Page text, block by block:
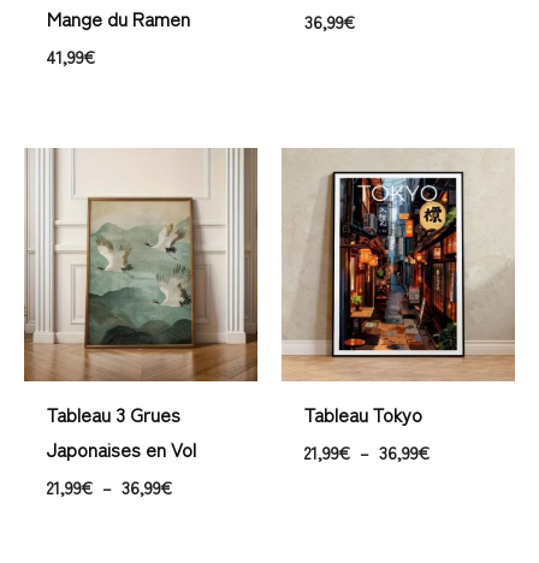
Mange du Ramen
41,99€
36,99€
Tableau 3 Grues
Japonaises en Vol
21,99€ – 36,99€
prix :
21,99€
à
36,99€
Tableau Tokyo
21,99€ – 36,99€
de
prix :
21,99€
à
36,99€